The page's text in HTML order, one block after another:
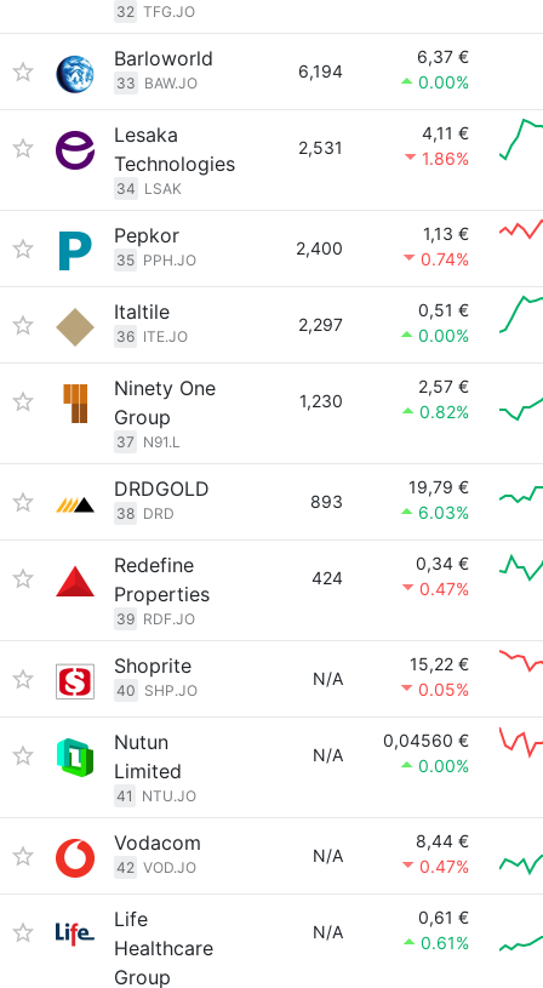
32 TFG.JO
Barloworld
33 BAW.JO
6,194
6,37 €
0.00%
Lesaka
Technologies
34 LSAK
2,531
4,11 €
1.86%
Pepkor
35 PPH.JO
2,400
1,13 €
0.74%
Italtile
36 ITE.JO
2,297
0,51 €
0.00%
Ninety One
Group
37 N91.L
1,230
2,57 €
0.82%
DRDGOLD
38 DRD
893
19,79 €
6.03%
Redefine
Properties
39 RDF.JO
424
0,34 €
0.47%
Shoprite
40 SHP.JO
N/A
15,22 €
0.05%
Nutun
Limited
41 NTU.JO
N/A
0,04560 €
0.00%
Vodacom
42 VOD.JO
N/A
8,44 €
0.47%
Life
Healthcare
Group
N/A
0,61 €
0.61%